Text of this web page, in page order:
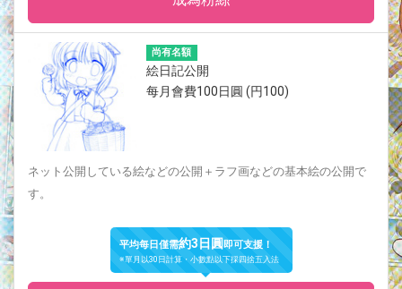
尚有名額
絵日記公開
每月會費100日圓 (円100)
ネット公開している絵などの公開＋ラフ画などの基本絵の公開で
す。
平均每日僅需約3日圓即可支援！
※單月以30日計算・小數點以下採四捨五入法